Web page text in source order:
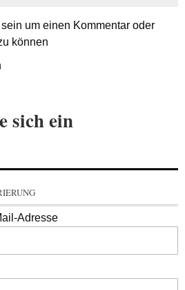
um einen Kommentar oder
können
sich ein
Adresse